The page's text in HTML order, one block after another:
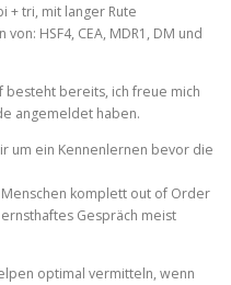
+ tri, mit langer Rute
HSF4, CEA, MDR1, DM und
besteht bereits, ich freue mich
angemeldet haben.
um ein Kennenlernen bevor die
komplett out of Order
Gespräch meist
optimal vermitteln, wenn